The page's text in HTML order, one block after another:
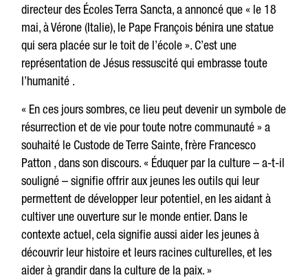
directeur des Écoles Terra Sancta, a annoncé que « le 18
mai, à Vérone (Italie), le Pape François bénira une statue
qui sera placée sur le toit de l’école ». C’est une
représentation de Jésus ressuscité qui embrasse toute
l’humanité .
« En ces jours sombres, ce lieu peut devenir un symbole de
résurrection et de vie pour toute notre communauté » a
souhaité le Custode de Terre Sainte, frère Francesco
Patton , dans son discours. « Éduquer par la culture – a-t-il
souligné – signifie offrir aux jeunes les outils qui leur
permettent de développer leur potentiel, en les aidant à
cultiver une ouverture sur le monde entier. Dans le
contexte actuel, cela signifie aussi aider les jeunes à
découvrir leur histoire et leurs racines culturelles, et les
aider à grandir dans la culture de la paix. »